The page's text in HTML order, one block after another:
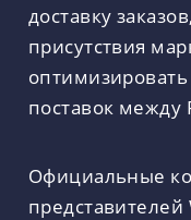
доставку
присутствия
поставок между
Официальные